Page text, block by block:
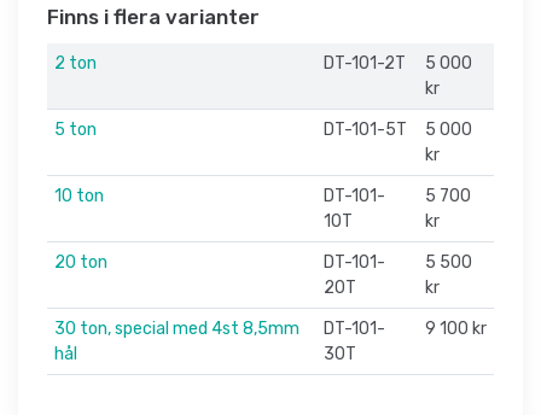
Finns i flera varianter
2 ton DT-101-2T
5 000
kr
5 ton
DT-101-5T
5 000
kr
10 ton
DT-101-
10T
5 700
kr
20 ton
DT-101-
20T
5 500
kr
30 ton, special med 4st 8,5mm
hål
DT-101-
30T
9 100 kr